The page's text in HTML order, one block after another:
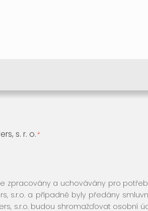
s. r. o.*
a uchovávány pro potřeby
a případně byly předány
s.r.o. budou shromažďovat osobní